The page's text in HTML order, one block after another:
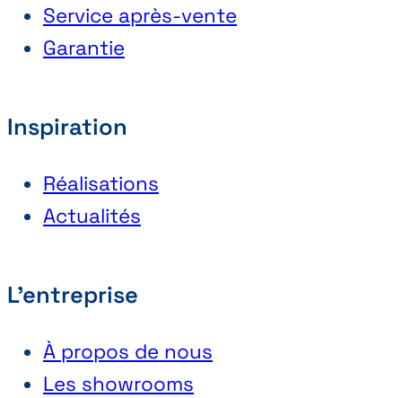
Service après-vente
Garantie
Inspiration
Réalisations
Actualités
L'entreprise
À propos de nous
Les showrooms